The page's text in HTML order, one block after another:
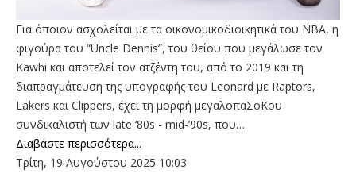
Για όποιον ασχολείται με τα οικονομικοδιοικητικά του NBA, η
φιγούρα του “Uncle Dennis”, του θείου που μεγάλωσε τον
Kawhi και αποτελεί τον ατζέντη του, από το 2019 και τη
διαπραγμάτευση της υπογραφής του Leonard με Raptors,
Lakers και Clippers, έχει τη μορφή μεγαλοπαΣοΚου
συνδικαλιστή των late ‘80s - mid-’90s, που…
Διαβάστε περισσότερα...
Τρίτη, 19 Αυγούστου 2025 10:03